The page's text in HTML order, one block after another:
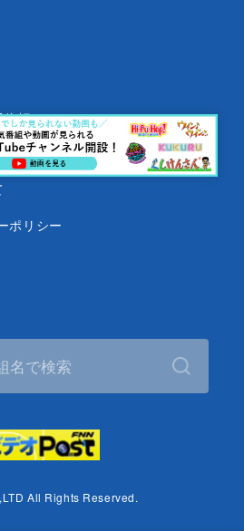
頼について
いて
ポリシー
All Rights Reserved.